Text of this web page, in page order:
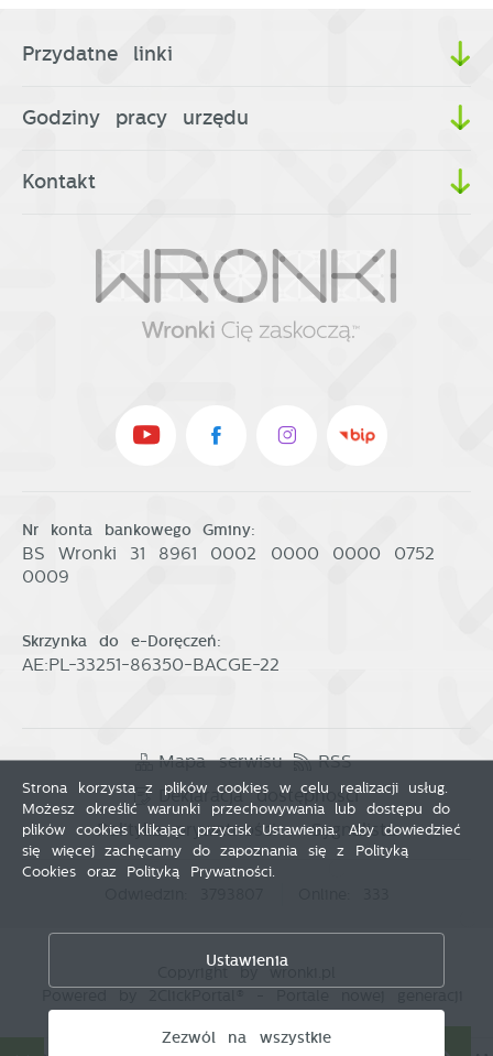
Przydatne linki
Godziny pracy urzędu
Kontakt
Nr konta bankowego Gminy:
BS Wronki 31 8961 0002 0000 0000 0752
0009
Skrzynka do e-Doręczeń:
AE:PL-33251-86350-BACGE-22
Mapa serwisu
RSS
Deklaracja dostępności
Polityka prywatności
Sygnalista
Strona korzysta z plików cookies w celu realizacji usług.
Możesz określić warunki przechowywania lub dostępu do
plików cookies klikając przycisk Ustawienia. Aby dowiedzieć
się więcej zachęcamy do zapoznania się z Polityką
Cookies oraz Polityką Prywatności.
Ustawienia
Zezwól na wszystkie
Zezwól na wszystkie